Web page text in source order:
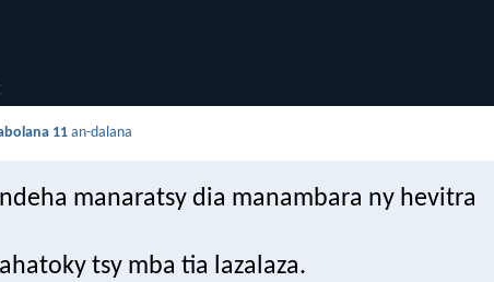
11 an-dalana
manaratsy dia manambara ny hevitra
tsy mba tia lazalaza.